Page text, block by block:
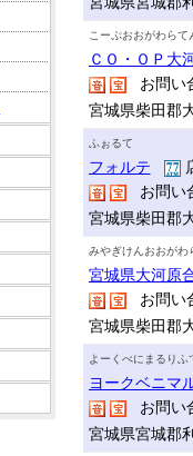
こーぷおおがわらて
ＣＯ・ＯＰ大
お問い
宮城県柴田郡
ふぉるて
フォルテ
お問い
宮城県柴田郡
みやぎけんおおがわ
宮城県大河原
お問い
宮城県柴田郡
よーくべにまるりふ
ヨークベニマ
お問い
宮城県宮城郡